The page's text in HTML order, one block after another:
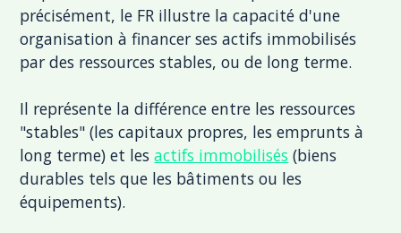
précisément, le FR illustre la capacité d'une
organisation à financer ses actifs immobilisés
par des ressources stables, ou de long terme.
Il représente la différence entre les ressources
"stables" (les capitaux propres, les emprunts à
long terme) et lesactifs immobilisés (biens
durables tels que les bâtiments ou les
équipements).